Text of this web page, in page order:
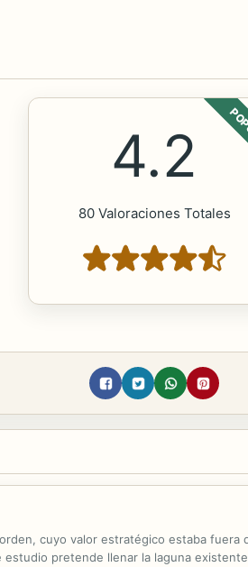
4.2
80 Valoraciones Totales
cuyo valor estratégico estaba fuera
pretende llenar la laguna